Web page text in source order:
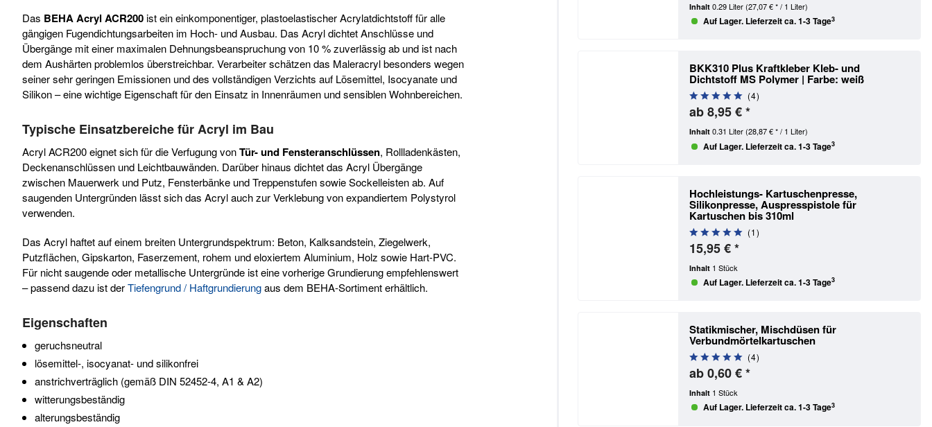
Das BEHA Acryl ACR200ist ein einkomponentiger, plastoelastischer Acrylatdichtstoff für alle
gängigen Fugendichtungsarbeiten im Hoch- und Ausbau. Das Acryl dichtet Anschlüsse und
Übergänge mit einer maximalen Dehnungsbeanspruchung von 10 % zuverlässig ab und ist nach
dem Aushärten problemlos überstreichbar. Verarbeiter schätzen das Maleracryl besonders wegen
seiner sehr geringen Emissionen und des vollständigen Verzichts auf Lösemittel, Isocyanate und
Silikon – eine wichtige Eigenschaft für den Einsatz in Innenräumen und sensiblen Wohnbereichen.
Typische Einsatzbereiche für Acryl im Bau
Acryl ACR200 eignet sich für die Verfugung vonTür- und Fensteranschlüssen, Rollladenkästen,
Deckenanschlüssen und Leichtbauwänden. Darüber hinaus dichtet das Acryl Übergänge
zwischen Mauerwerk und Putz, Fensterbänke und Treppenstufen sowie Sockelleisten ab. Auf
saugenden Untergründen lässt sich das Acryl auch zur Verklebung von expandiertem Polystyrol
verwenden.
Das Acryl haftet auf einem breiten Untergrundspektrum: Beton, Kalksandstein, Ziegelwerk,
Putzflächen, Gipskarton, Faserzement, rohem und eloxiertem Aluminium, Holz sowie Hart-PVC.
Für nicht saugende oder metallische Untergründe ist eine vorherige Grundierung empfehlenswert
– passend dazu ist derTiefengrund / Haftgrundierungaus dem BEHA-Sortiment erhältlich.
Eigenschaften
geruchsneutral
lösemittel-, isocyanat- und silikonfrei
anstrichverträglich (gemäß DIN 52452-4, A1 & A2)
witterungsbeständig
alterungsbeständig
Inhalt 0.29 Liter(27,07 € * / 1 Liter)
Auf Lager. Lieferzeit ca. 1-3 Tage3
BKK310 Plus Kraftkleber Kleb- und
Dichtstoff MS Polymer | Farbe: weiß
(4)
ab 8,95 € *
Inhalt 0.31 Liter(28,87 € * / 1 Liter)
Auf Lager. Lieferzeit ca. 1-3 Tage3
Hochleistungs- Kartuschenpresse,
Silikonpresse, Auspresspistole für
Kartuschen bis 310ml
(1)
15,95 € *
Inhalt 1 Stück
Auf Lager. Lieferzeit ca. 1-3 Tage3
Statikmischer, Mischdüsen für
Verbundmörtelkartuschen
(4)
ab 0,60 € *
Inhalt 1 Stück
Auf Lager. Lieferzeit ca. 1-3 Tage3